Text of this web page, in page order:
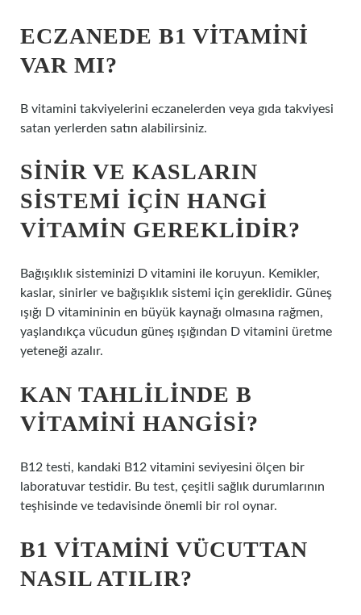
ECZANEDE B1 VITAMINI
VAR MI?
B vitamini takviyelerini eczanelerden veya gıda takviyesi
satan yerlerden satın alabilirsiniz.
SINIR VE KASLARIN
SISTEMI IÇIN HANGI
VITAMIN GEREKLIDIR?
Bağışıklık sisteminizi D vitamini ile koruyun. Kemikler,
kaslar, sinirler ve bağışıklık sistemi için gereklidir. Güneş
ışığı D vitamininin en büyük kaynağı olmasına rağmen,
yaşlandıkça vücudun güneş ışığından D vitamini üretme
yeteneği azalır.
KAN TAHLILINDE B
VITAMINI HANGISI?
B12 testi, kandaki B12 vitamini seviyesini ölçen bir
laboratuvar testidir. Bu test, çeşitli sağlık durumlarının
teşhisinde ve tedavisinde önemli bir rol oynar.
B1 VITAMINI VÜCUTTAN
NASIL ATILIR?